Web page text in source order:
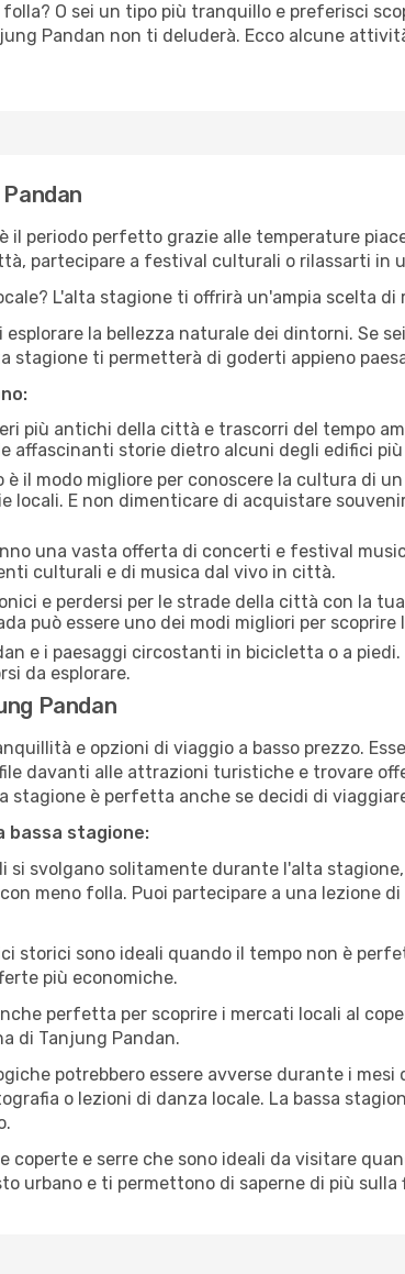
O sei un tipo più tranquillo e preferisci
Pandan non ti deluderà. Ecco alcune
il periodo perfetto grazie alle temperature
partecipare a festival culturali o rilassarti in
L'alta stagione ti offrirà un'ampia scelta
la bellezza naturale dei dintorni. Se
ti permetterà di goderti appieno
più antichi della città e trascorri del tempo
affascinanti storie dietro alcuni degli edifici
è il modo migliore per conoscere la cultura di
locali. E non dimenticare di acquistare
una vasta offerta di concerti e festival
culturali e di musica dal vivo in città.
e perdersi per le strade della città con la
può essere uno dei modi migliori per scoprire
e i paesaggi circostanti in bicicletta o a
da esplorare.
Pandan
e opzioni di viaggio a basso prezzo.
davanti alle attrazioni turistiche e trovare
stagione è perfetta anche se decidi di
bassa stagione:
si svolgano solitamente durante l'alta
meno folla. Puoi partecipare a una lezione
storici sono ideali quando il tempo non è
più economiche.
perfetta per scoprire i mercati locali al
di Tanjung Pandan.
potrebbero essere avverse durante i
o lezioni di danza locale. La bassa
coperte e serre che sono ideali da visitare
urbano e ti permettono di saperne di più sulla